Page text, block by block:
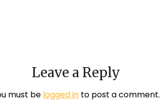
Leave a Reply
must be logged into post a comment.